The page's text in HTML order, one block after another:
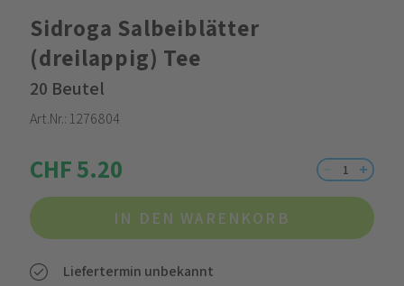
Sidroga Salbeiblätter
(dreilappig) Tee
20 Beutel
Art.Nr.: 1276804
CHF 5.20
IN DEN WARENKORB
Liefertermin unbekannt